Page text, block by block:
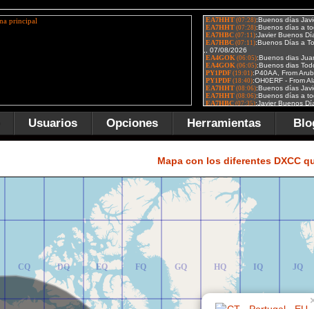
Usuarios Opciones Herramientas
Mapa con los diferentes DXCC
CQ
CR
DQ
DR
EQ
ER
FQ
FR
GQ
GR
HQ
HR
IQ
IR
JQ
JR